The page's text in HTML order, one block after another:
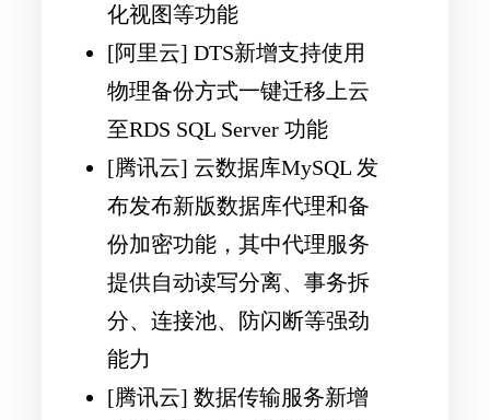
化视图等功能
[阿里云] DTS新增支持使用
物理备份方式一键迁移上云
至RDS SQL Server 功能
[腾讯云] 云数据库MySQL 发
布发布新版数据库代理和备
份加密功能，其中代理服务
提供自动读写分离、事务拆
分、连接池、防闪断等强劲
能力
[腾讯云] 数据传输服务新增